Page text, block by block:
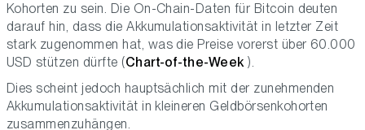
Kohorten zu sein. Die On-Chain-Daten für Bitcoin deuten
darauf hin, dass die Akkumulationsaktivität in letzter Zeit
stark zugenommen hat, was die Preise vorerst über 60.000
USD stützen dürfte (Chart-of-the-Week).
Dies scheint jedoch hauptsächlich mit der zunehmenden
Akkumulationsaktivität in kleineren Geldbörsenkohorten
zusammenzuhängen.